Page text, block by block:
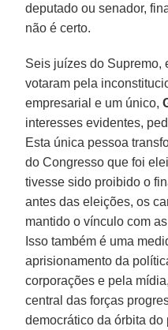
deputado ou senador,
não é certo.
Seis juízes do Supremo,
votaram pela
empresarial e um único,
interesses evidentes,
Esta única pessoa
do Congresso que foi
tivesse sido proibido o
antes das eleições, os
mantido o vínculo com
Isso também é uma
aprisionamento da
corporações e pela
central das forças
democrático da órbita do